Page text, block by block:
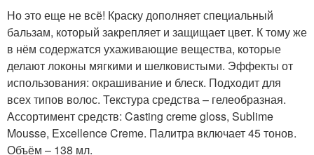
Но это еще не всё! Краску дополняет специальный
бальзам, который закрепляет и защищает цвет. К тому же
в нём содержатся ухаживающие вещества, которые
делают локоны мягкими и шелковистыми. Эффекты от
использования: окрашивание и блеск. Подходит для
всех типов волос. Текстура средства – гелеобразная.
Ассортимент средств: Casting creme gloss, Sublime
Mousse, Excellence Creme. Палитра включает 45 тонов.
Объём – 138 мл.